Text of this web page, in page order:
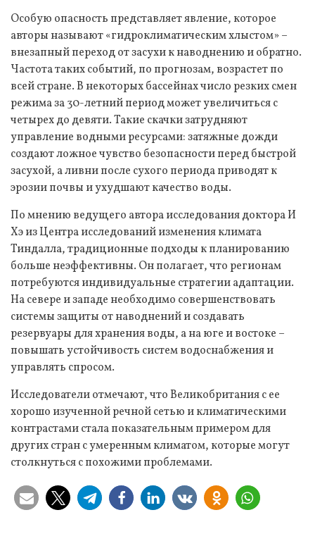
Особую опасность представляет явление, которое
авторы называют «гидроклиматическим хлыстом» –
внезапный переход от засухи к наводнению и обратно.
Частота таких событий, по прогнозам, возрастет по
всей стране. В некоторых бассейнах число резких смен
режима за 30-летний период может увеличиться с
четырех до девяти. Такие скачки затрудняют
управление водными ресурсами: затяжные дожди
создают ложное чувство безопасности перед быстрой
засухой, а ливни после сухого периода приводят к
эрозии почвы и ухудшают качество воды.
По мнению ведущего автора исследования доктора И
Хэ из Центра исследований изменения климата
Тиндалла, традиционные подходы к планированию
больше неэффективны. Он полагает, что регионам
потребуются индивидуальные стратегии адаптации.
На севере и западе необходимо совершенствовать
системы защиты от наводнений и создавать
резервуары для хранения воды, а на юге и востоке –
повышать устойчивость систем водоснабжения и
управлять спросом.
Исследователи отмечают, что Великобритания с ее
хорошо изученной речной сетью и климатическими
контрастами стала показательным примером для
других стран с умеренным климатом, которые могут
столкнуться с похожими проблемами.